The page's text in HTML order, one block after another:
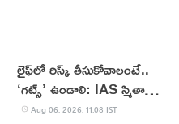
లైఫ్‌లో రిస్క్ తీసుకోవాలంటే..
‘గట్స్’ ఉండాలి: IAS స్మితా
సబర్వాల్
Aug 06, 2026, 11:08 IST